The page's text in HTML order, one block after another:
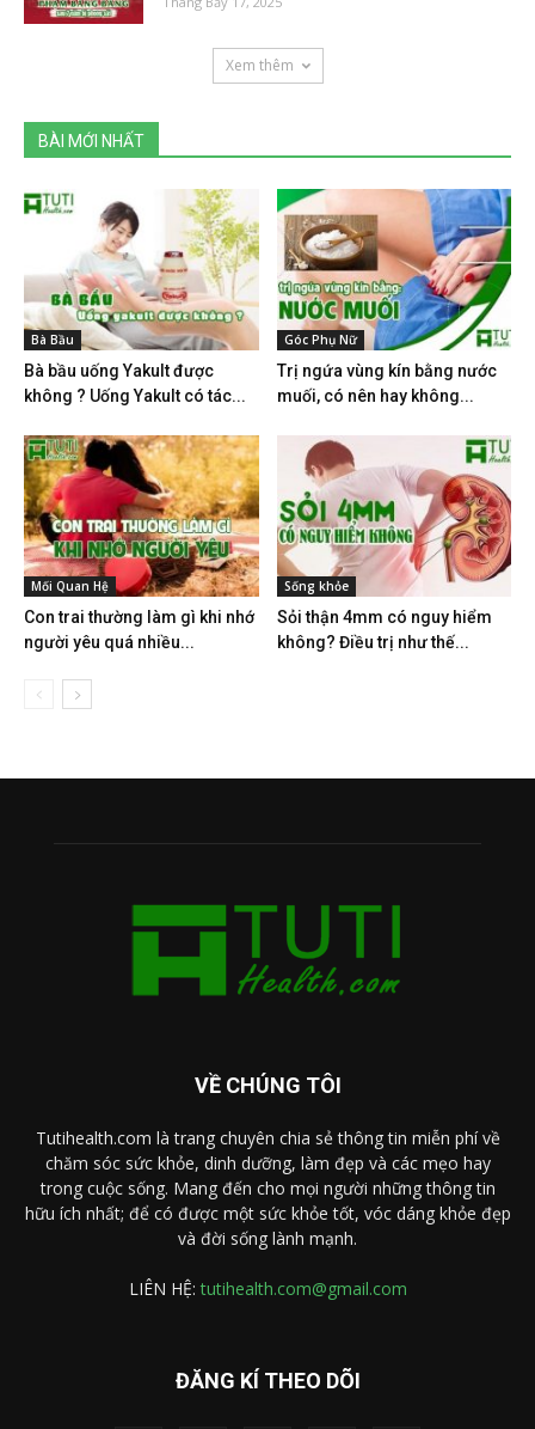
Xem thêm
BÀI MỚI NHẤT
Bà Bầu
Bà bầu uống Yakult được
không ? Uống Yakult có tác...
Góc Phụ Nữ
Trị ngứa vùng kín bằng nước
muối, có nên hay không...
Mối Quan Hệ
Con trai thường làm gì khi nhớ
người yêu quá nhiều...
Sống khỏe
Sỏi thận 4mm có nguy hiểm
không? Điều trị như thế...
VỀ CHÚNG TÔI
Tutihealth.com là trang chuyên chia sẻ thông tin miễn phí về
chăm sóc sức khỏe, dinh dưỡng, làm đẹp và các mẹo hay
trong cuộc sống. Mang đến cho mọi người những thông tin
hữu ích nhất; để có được một sức khỏe tốt, vóc dáng khỏe đẹp
và đời sống lành mạnh.
LIÊN HỆ:tutihealth.com@gmail.com
ĐĂNG KÍ THEO DÕI